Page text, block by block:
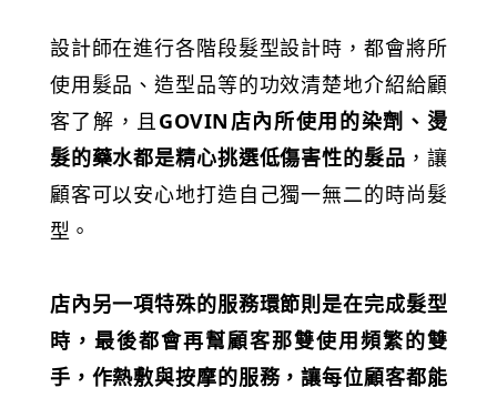
設計師在進行各階段髮型設計時，都會將所
使用髮品、造型品等的功效清楚地介紹給顧
客了解，且 GOVIN店內所使用的染劑、燙
髮的藥水都是精心挑選低傷害性的髮品 ，讓
顧客可以安心地打造自己獨一無二的時尚髮
型。
店內另一項特殊的服務環節則是在完成髮型
時，最後都會再幫顧客那雙使用頻繁的雙
手，作熱敷與按摩的服務，讓每位顧客都能